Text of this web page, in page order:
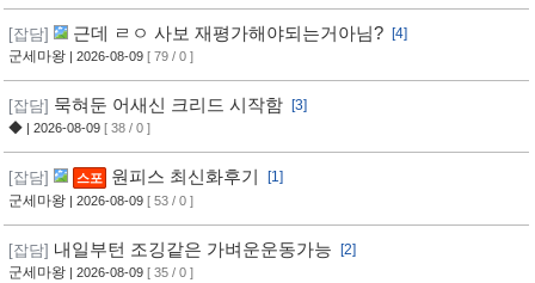
[잡담] 근데 ㄹㅇ 사보 재평가해야되는거아님?
[4]
군세마왕 | 2026-08-09 [ 79 / 0 ]
[잡담] 묵혀둔 어새신 크리드 시작함
[3]
◆ | 2026-08-09 [ 38 / 0 ]
[잡담] 스포 원피스 최신화후기
[1]
군세마왕 | 2026-08-09 [ 53 / 0 ]
[잡담] 내일부턴 조깅같은 가벼운운동가능
[2]
군세마왕 | 2026-08-09 [ 35 / 0 ]